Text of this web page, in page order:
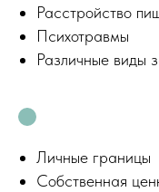
Расстройство
Психотравмы
Различные виды
Личные границы
Собственная